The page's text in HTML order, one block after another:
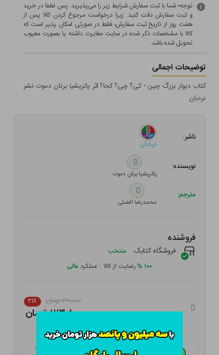
توجه؛ شما با ثبت سفارش شرایط زیر را می‌پذیرید. پس لطفا در خرید
و ثبت سفارش دقت کنید. زیرا درخواست مرجوع کردن کالا پس از
هفت روز از تاریخ ثبت سفارش، فقط در صورتی امکان پذیر است که
کالا با مشخصات ذکر شده در سایت مغایرت داشته یا بصورت معيوب
تحویل شده باشد.
توضیحات اجمالی
کتاب دیوار بزرگ چین - کی؟ چی؟ کجا؟ اثر پاتریشیا برنان دموت نشر
نردبان
ناشر:
نردبان
نویسنده:
پاتریشیا برنان دموت
مترجم:
محمدرضا افضلی
فروشنده
فروشگاه کتابک منتخب
۱۰۰ %رضایت از کالا | عملکرد عالی
۲۲۰,۰۰۰ تومان ۲۱٪
۱۷۳,۸۰۰ تومان
هـر قسط با تــرب‌پــی: